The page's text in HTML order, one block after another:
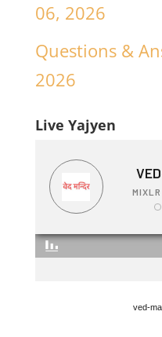
06, 2026
Questions &
2026
Live Yajyen
ved-